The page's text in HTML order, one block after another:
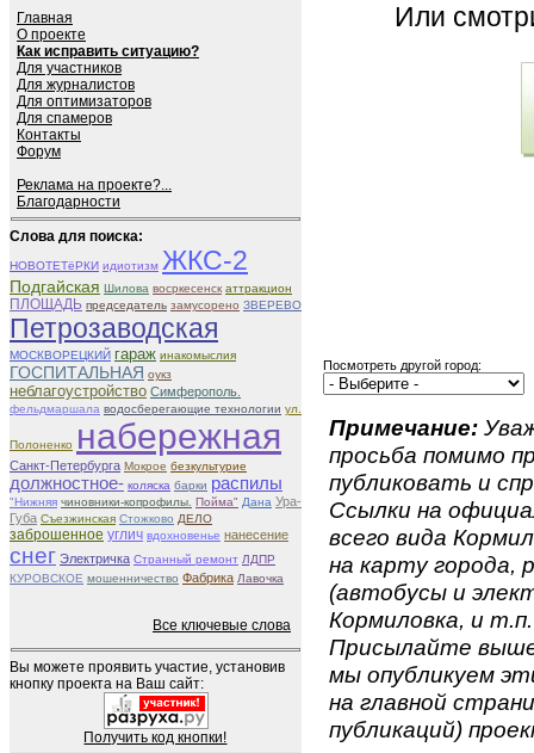
Главная
О проекте
Как исправить ситуацию?
Для участников
Для журналистов
Для оптимизаторов
Для спамеров
Контакты
Форум
Реклама на проекте?...
Благодарности
Слова для поиска:
НОВОТЕТёРКИ идиотизм ЖКС-2
Подгайская Шилова восркесенск аттракцион
ПЛОЩАДЬ председатель замусорено ЗВЕРЕВО
Петрозаводская
МОСКВОРЕЦКИЙ гараж инакомыслия
ГОСПИТАЛЬНАЯ оукз
неблагоустройство Симферополь.
фельдмаршала водосберегающие технологии ул.
Полоненко набережная
Санкт-Петербурга Мокрое безкультурие
должностное- коляска барки распилы
"Нижняя чиновники-копрофилы. Пойма" Дана Ура-
Губа Съезжинская Стожково ДЕЛО
заброшенное углич вдохновенье нанесение
снег Электричка Странный ремонт ЛДПР
КУРОВСКОЕ мошенничество Фабрика Лавочка
Все ключевые слова
Вы можете проявить участие, установив
кнопку проекта на Ваш сайт:
Получить код кнопки!
Или
Посмотреть другой город:
Примечание:
просьба помимо
публиковать и
Ссылки на
всего вида
на карту города,
(автобусы и
Кормиловка, и т.п.
Присылайте
мы опубликуем
на главной
публикаций)